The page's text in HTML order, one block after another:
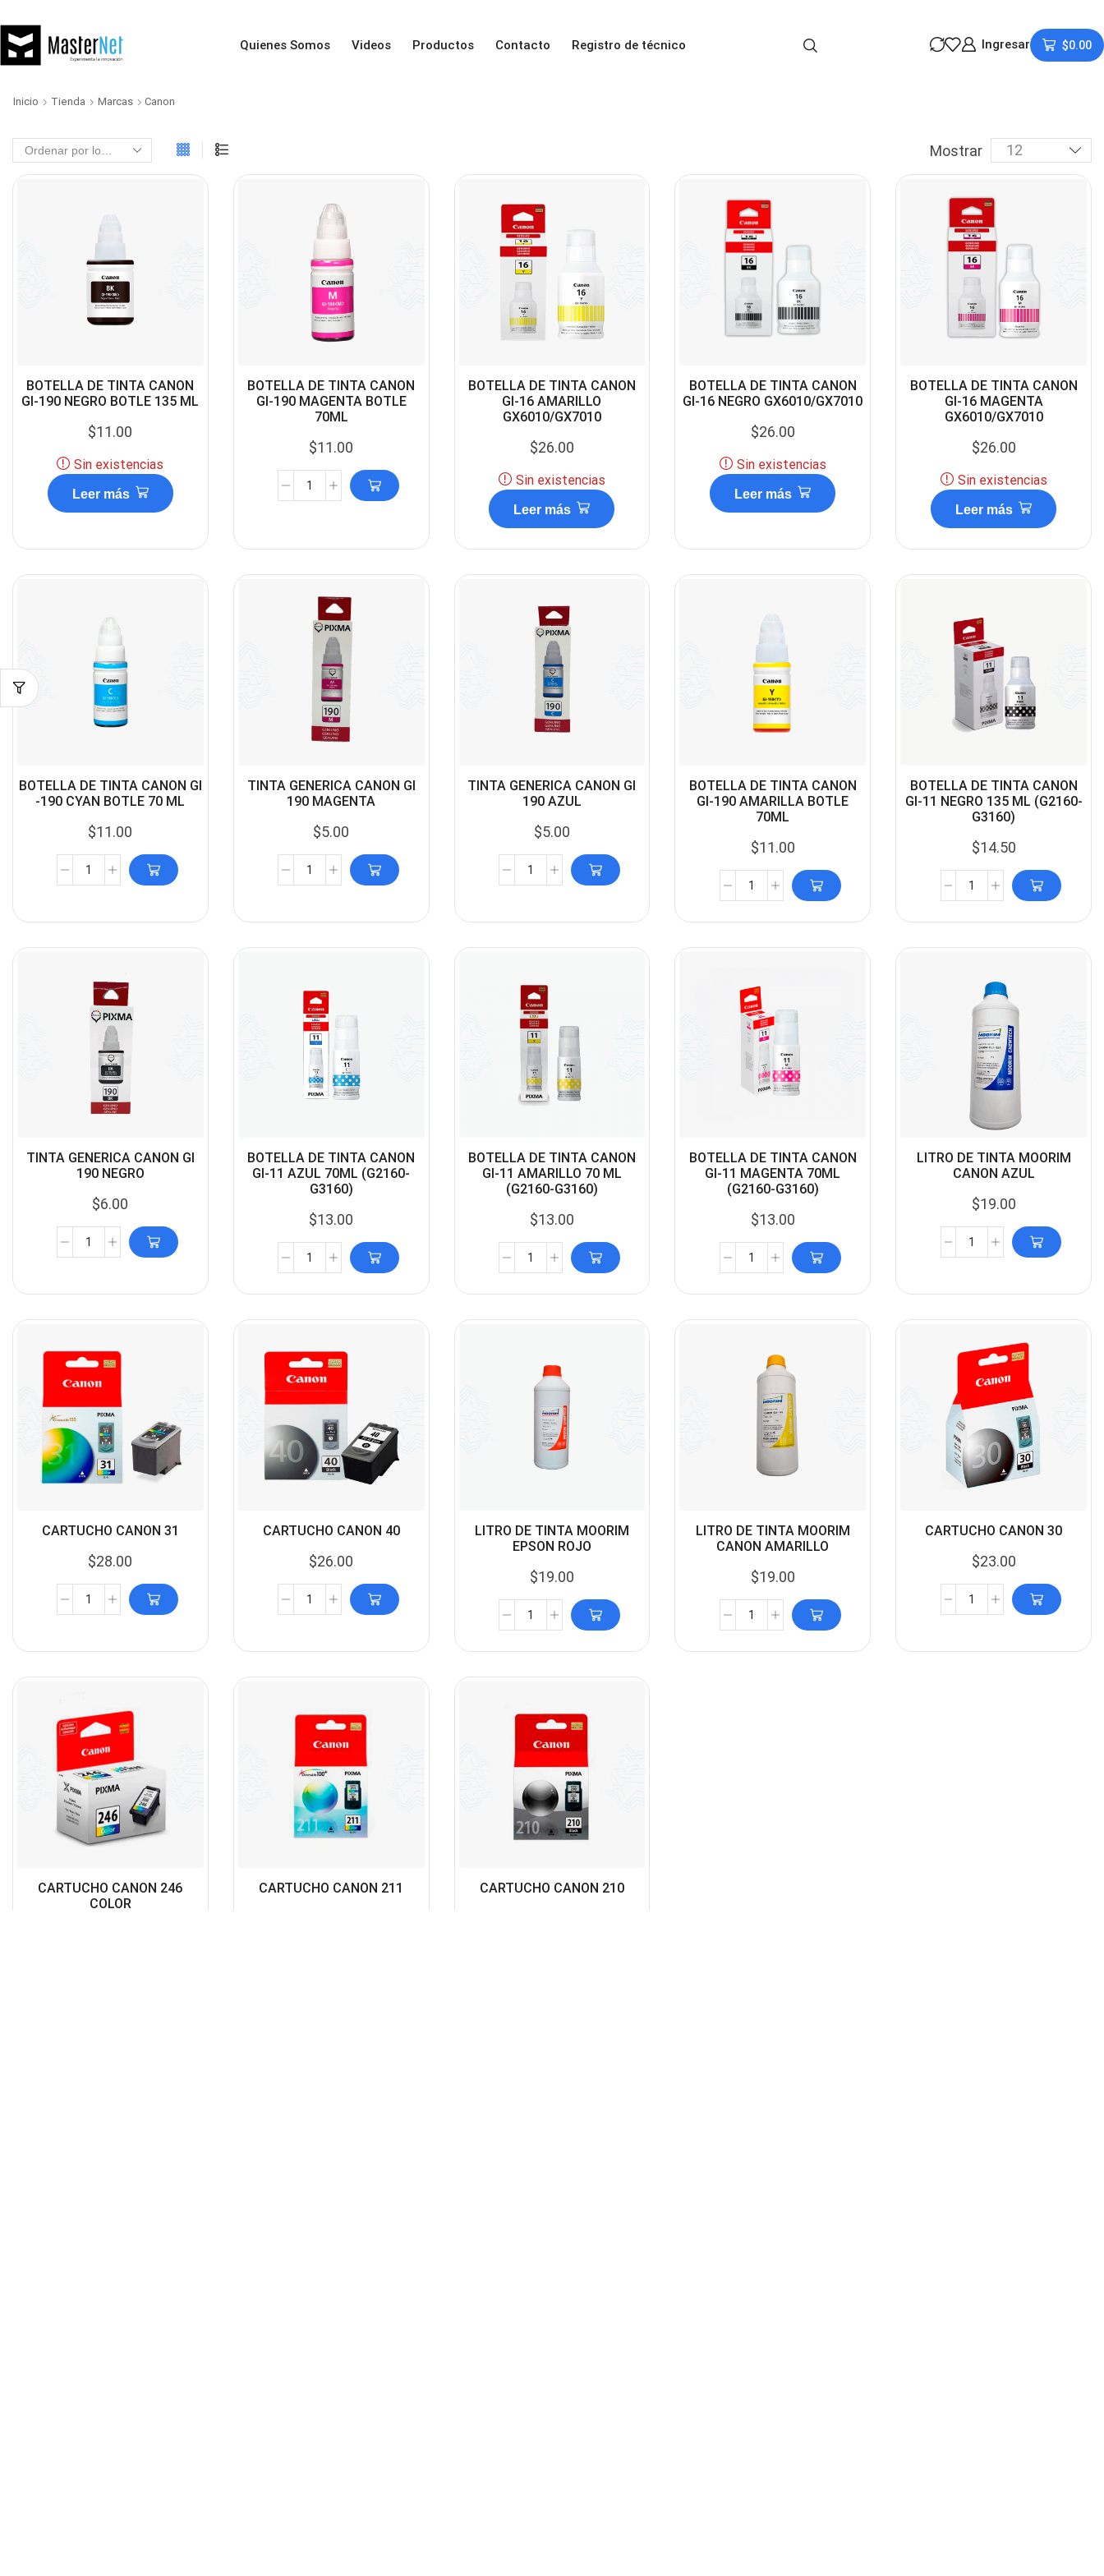
Quienes Somos Videos Productos Contacto Registro de técnico Ingresar $0.00
Inicio Tienda Marcas Canon
Mostrar
BOTELLA DE TINTA CANON
GI-190 NEGRO BOTLE 135 ML
$11.00
Sin existencias
Leer más
BOTELLA DE TINTA CANON
GI-190 MAGENTA BOTLE
70ML
$11.00
BOTELLA DE TINTA CANON
GI-16 AMARILLO
GX6010/GX7010
$26.00
Sin existencias
Leer más
BOTELLA DE TINTA CANON
GI-16 NEGRO GX6010/GX7010
$26.00
Sin existencias
Leer más
BOTELLA DE TINTA CANON
GI-16 MAGENTA
GX6010/GX7010
$26.00
Sin existencias
Leer más
BOTELLA DE TINTA CANON GI
-190 CYAN BOTLE 70 ML
$11.00
TINTA GENERICA CANON GI
190 MAGENTA
$5.00
TINTA GENERICA CANON GI
190 AZUL
$5.00
BOTELLA DE TINTA CANON
GI-190 AMARILLA BOTLE
70ML
$11.00
BOTELLA DE TINTA CANON
GI-11 NEGRO 135 ML (G2160-
G3160)
$14.50
TINTA GENERICA CANON GI
190 NEGRO
$6.00
BOTELLA DE TINTA CANON
GI-11 AZUL 70ML (G2160-
G3160)
$13.00
BOTELLA DE TINTA CANON
GI-11 AMARILLO 70 ML
(G2160-G3160)
$13.00
BOTELLA DE TINTA CANON
GI-11 MAGENTA 70ML
(G2160-G3160)
$13.00
LITRO DE TINTA MOORIM
CANON AZUL
$19.00
CARTUCHO CANON 31
$28.00
CARTUCHO CANON 40
$26.00
LITRO DE TINTA MOORIM
EPSON ROJO
$19.00
LITRO DE TINTA MOORIM
CANON AMARILLO
$19.00
CARTUCHO CANON 30
$23.00
CARTUCHO CANON 246
COLOR
CARTUCHO CANON 211 CARTUCHO CANON 210